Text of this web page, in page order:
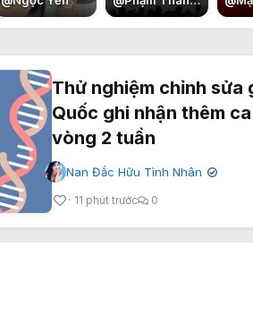
Thử nghiệm chỉnh sửa
Quốc ghi nhận thêm
vòng 2 tuần
Nan Đắc Hữu Tình Nhân ✔
11 phút trước 0